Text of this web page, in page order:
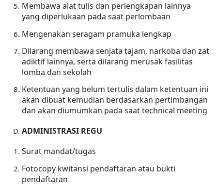
Membawa alat tulis dan perlengkapan lainnya
yang diperlukaan pada saat perlombaan
Mengenakan seragam pramuka lengkap
Dilarang membawa senjata tajam, narkoba dan zat
adiktif lainnya, serta dilarang merusak fasilitas
lomba dan sekolah
Ketentuan yang belum tertulis dalam ketentuan ini
akan dibuat kemudian berdasarkan pertimbangan
dan akan diumumkan pada saat technical meeting
ADMINISTRASI REGU
Surat mandat/tugas
Fotocopy kwitansi pendaftaran atau bukti
pendaftaran